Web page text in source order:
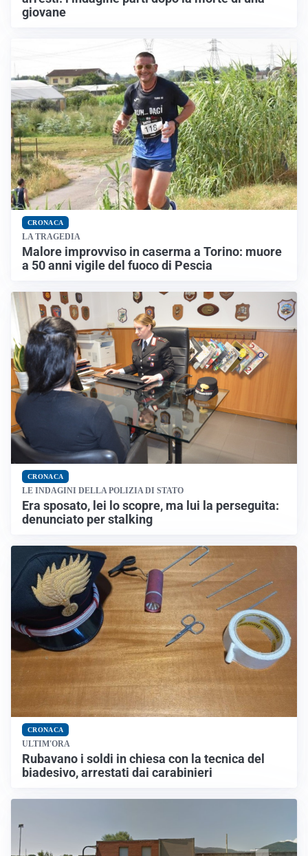
giovane
CRONACA
LA TRAGEDIA
Malore improvviso in caserma a Torino: muore
a 50 anni vigile del fuoco di Pescia
CRONACA
LE INDAGINI DELLA POLIZIA DI STATO
Era sposato, lei lo scopre, ma lui la perseguita:
denunciato per stalking
CRONACA
ULTIM'ORA
Rubavano i soldi in chiesa con la tecnica del
biadesivo, arrestati dai carabinieri